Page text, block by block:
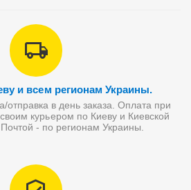
и всем регионам Украины.
отправка в день заказа. Оплата при
курьером по Киеву и Киевской
- по регионам Украины.